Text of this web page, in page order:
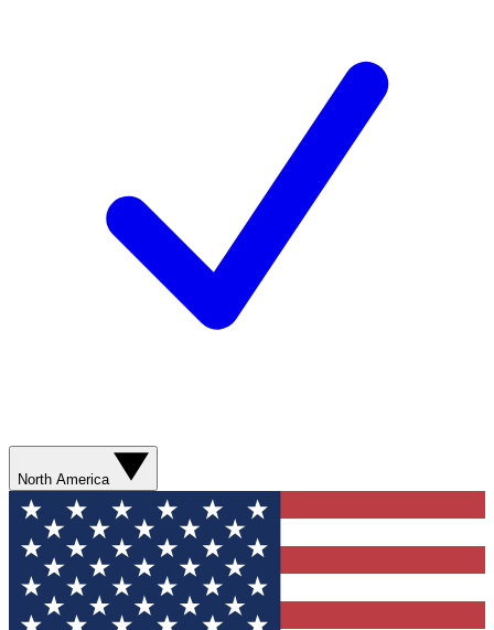
North America